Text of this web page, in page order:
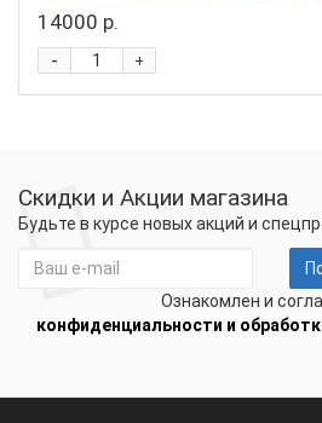
14000 р.
+
-
Скидки и Акции магазина
Будьте в курсе новых акций и
Ознакомлен и
конфиденциальности и